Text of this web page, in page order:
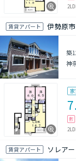
賃貸アパート 伊勢原
築
神
敷
賃貸アパート ソレア